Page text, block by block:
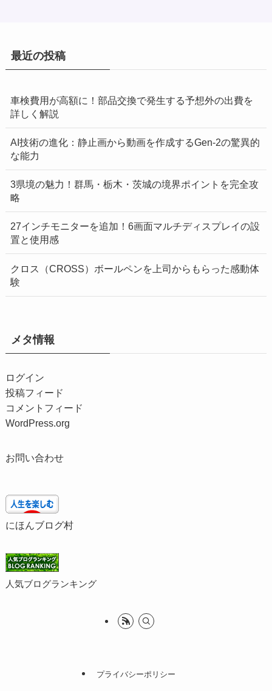
最近の投稿
車検費用が高額に！部品交換で発生する予想外の出費を
詳しく解説
AI技術の進化：静止画から動画を作成するGen-2の驚異的
な能力
3県境の魅力！群馬・栃木・茨城の境界ポイントを完全攻
略
27インチモニターを追加！6画面マルチディスプレイの設
置と使用感
クロス（CROSS）ボールペンを上司からもらった感動体
験
メタ情報
ログイン
投稿フィード
コメントフィード
WordPress.org
お問い合わせ
にほんブログ村
人気ブログランキング
プライバシーポリシー